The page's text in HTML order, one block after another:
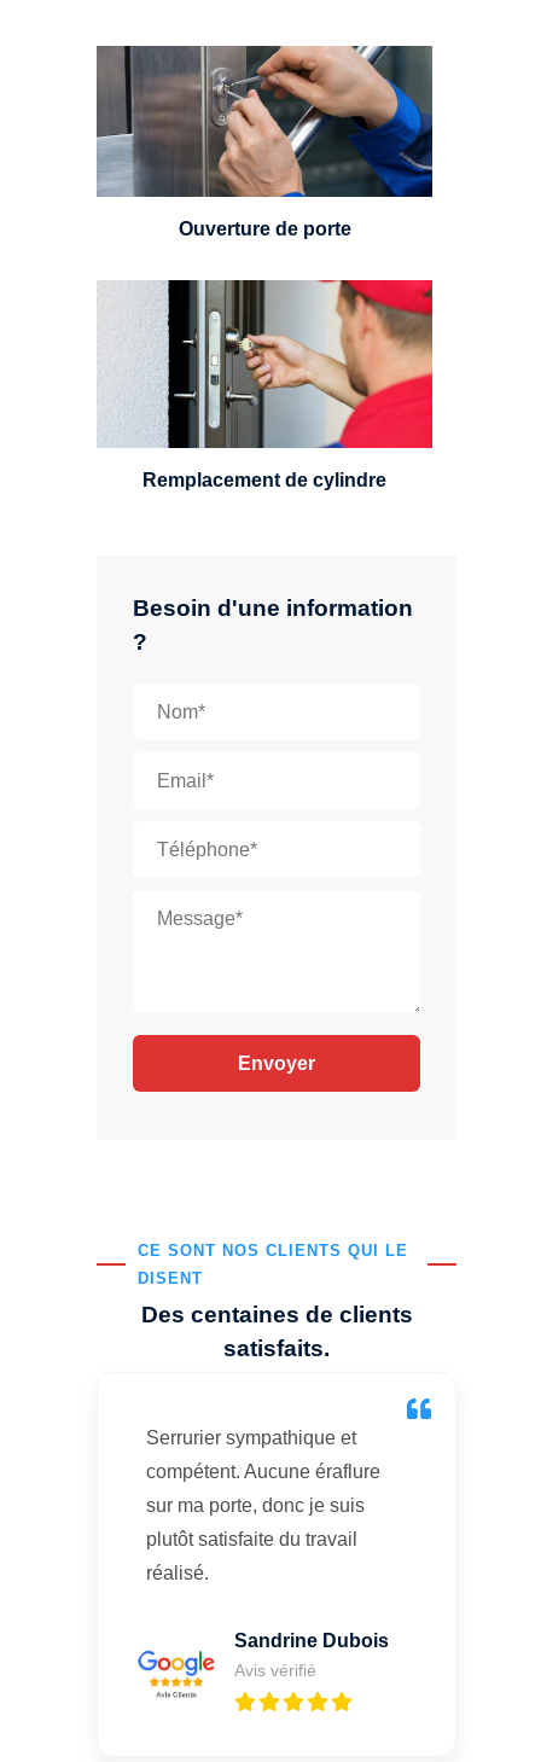
Besoin d'une information
?
CE SONT NOS CLIENTS QUI LE
DISENT
Des centaines de clients
satisfaits.
Serrurier sympathique et
compétent. Aucune éraflure
sur ma porte, donc je suis
plutôt satisfaite du travail
réalisé.
Sandrine Dubois
Avis vérifié
Vous avez perdu vos clés ou la
porte s'est refermée derrière vous
? Un serrurier est disponible
24h/7.
Ouverture de porte
Un serrurier sera en mesure de
choisir et remplacer un cylindre
standard, à 5 leviers ou à 3
leviers, Mul-T-Lock ou encore
multipoints.
Remplacement de cylindre